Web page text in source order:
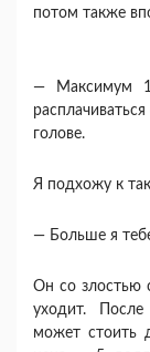
потом также
— Максимум
голове.
Я подхожу к
— Больше я
Он со злостью
уходит. После
может стоить